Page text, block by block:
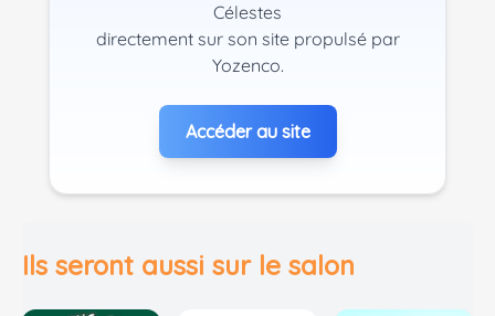
Célestes
directement sur son site propulsé par
Yozenco.
Accéder au site
Ils seront aussi sur le salon